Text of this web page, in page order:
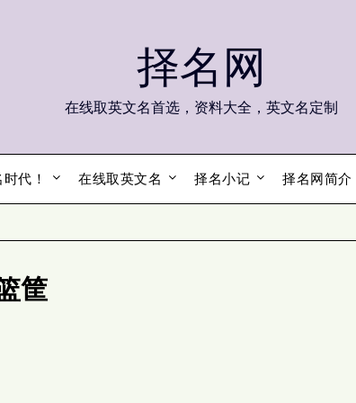
择名网
在线取英文名首选，资料大全，英文名定制
代！ 在线取英文名 择名小记 择名网简介
筐